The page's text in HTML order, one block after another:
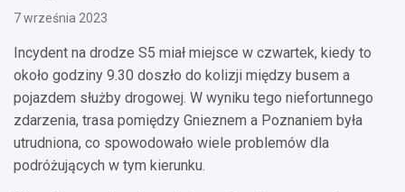
7 września 2023
Incydent na drodze S5 miał miejsce w czwartek, kiedy to
około godziny 9.30 doszło do kolizji między busem a
pojazdem służby drogowej. W wyniku tego niefortunnego
zdarzenia, trasa pomiędzy Gnieznem a Poznaniem była
utrudniona, co spowodowało wiele problemów dla
podróżujących w tym kierunku.